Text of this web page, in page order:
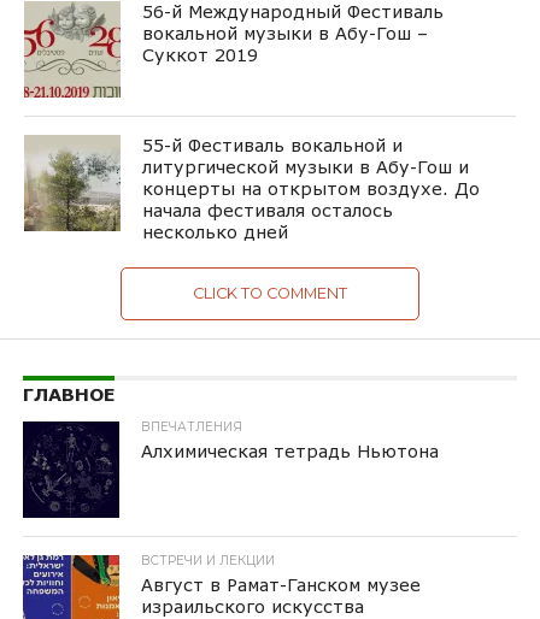
56-й Международный Фестиваль
вокальной музыки в Абу-Гош –
Суккот 2019
55-й Фестиваль вокальной и
литургической музыки в Абу-Гош и
концерты на открытом воздухе. До
начала фестиваля осталось
несколько дней
CLICK TO COMMENT
ГЛАВНОЕ
ВПЕЧАТЛЕНИЯ
Алхимическая тетрадь Ньютона
ВСТРЕЧИ И ЛЕКЦИИ
Август в Рамат-Ганском музее
израильского искусства